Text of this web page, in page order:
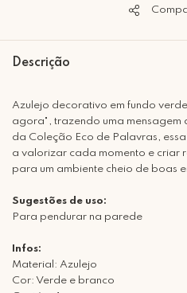
Descrição
Azulejo decorativo em fundo
agora", trazendo uma mensagem
da Coleção Eco de Palavras,
a valorizar cada momento e criar
para um ambiente cheio de boas
Sugestões de uso:
Para pendurar na parede
Infos:
Material: Azulejo
Cor: Verde e branco